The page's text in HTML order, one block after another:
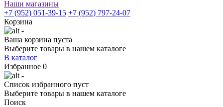
Наши магазины
+7 (952) 051-39-15 +7 (952) 797-24-07
Корзина
-
Ваша корзина пуста
Выберите товары в нашем каталоге
В каталог
Избранное 0
-
Список избранного пуст
Выберите товары в нашем каталоге
Поиск